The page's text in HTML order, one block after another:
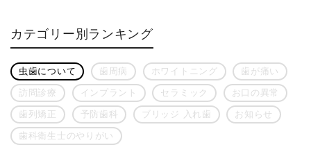
カテゴリー別ランキング
虫歯について 歯周病 ホワイトニング 歯が痛い
訪問診療 インプラント セラミック お口の異常
歯列矯正 予防歯科 ブリッジ 入れ歯 お知らせ
歯科衛生士のやりがい